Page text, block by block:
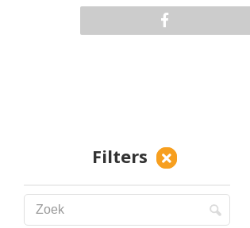
Filters